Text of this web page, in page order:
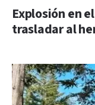
Explosión en
trasladar al